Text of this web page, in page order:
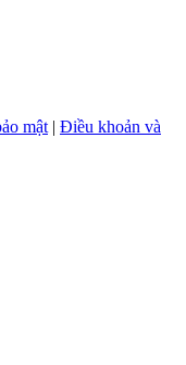
mật | Điều khoản và